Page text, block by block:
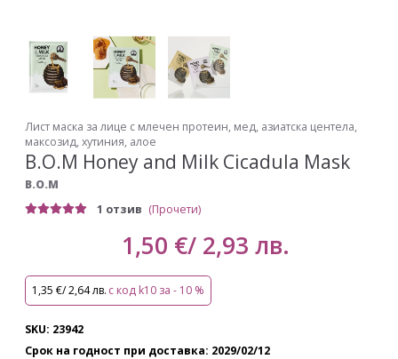
Лист маска за лице с млечен протеин, мед, азиатска центела,
максозид, хутиния, алое
B.O.M Honey and Milk Cicadula Mask
B.O.M
1 отзив (Прочети)
1,50 €/ 2,93 лв.
1,35 €/ 2,64 лв. с код k10 за - 10 %
SKU: 23942
Срок на годност при доставка: 2029/02/12